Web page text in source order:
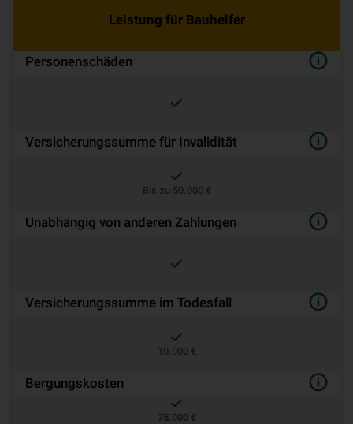
Leistung für Bauhelfer
Personenschäden
Ver­si­che­rungs­sum­me für Invalidität
Bis zu 50.000 €
Unabhängig von anderen Zahlungen
Ver­si­che­rungs­sum­me im Todesfall
10.000 €
Bergungskosten
75.000 €